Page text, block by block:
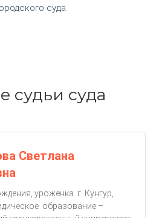
суда.
судьи суда
Светлана
уроженка г. Кунгур,
образование –